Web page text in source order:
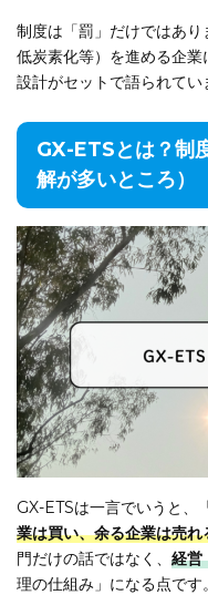
制度は「罰」だけではあり
低炭素化等）を進める企業
設計がセットで語られてい
GX-ETSとは？制
解が多いところ）
GX-ETSは一言でいうと、
業は買い、余る企業は売れ
門だけの話ではなく、 経営
理の仕組み」になる点です。